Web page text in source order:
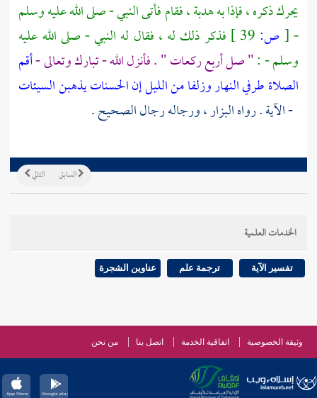
يحرك ذكره ، فإذا به هدبة ، فقام فأتى النبي - صلى الله عليه وسلم
-
[ ص:
فذكر ذلك له ، فقال له النبي - صلى الله عليه
وسلم - :" صل أربع ركعات " . فأنزل الله - تبارك وتعالى -أقم
الصلاة طرفي النهار وزلفا من الليل إن الحسنات يذهبن السيئات
- الآية . رواهالبزار، ورجاله رجال الصحيح .
التالي السابق
الخدمات العلمية
تفسير الآية ترجمة علم عناوين الشجرة
وثيقة الخصوصية اتفاقية الخدمة اتصل بنا من نحن